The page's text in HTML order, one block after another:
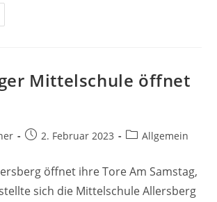
Mittelschule öffnet
Beitrag2. Februar 2023
Beitrags-
Allgemein
öffnet ihre Tore Am Samstag,
sich die Mittelschule Allersberg